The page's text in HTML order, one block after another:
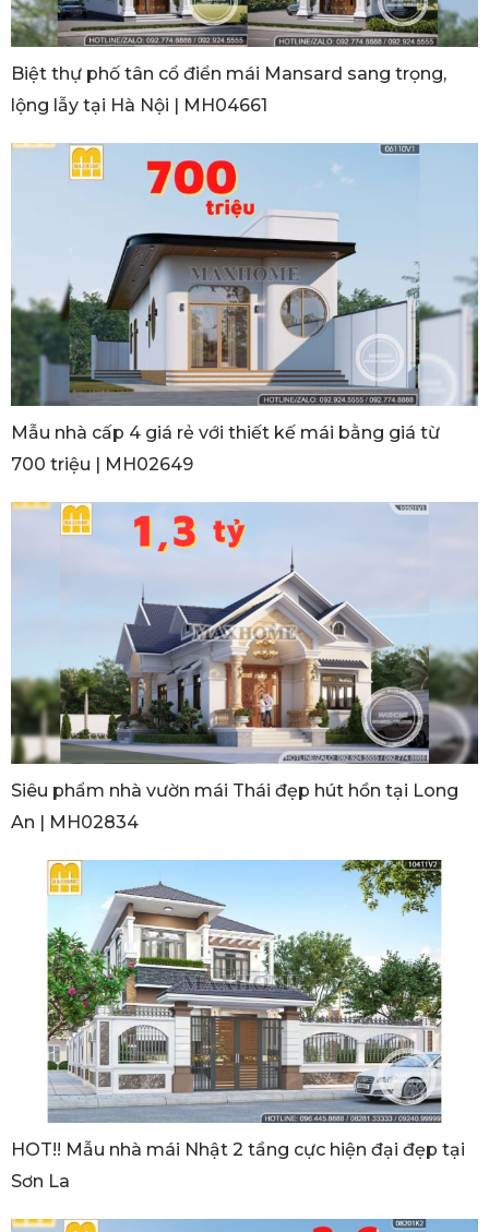
Biệt thự phố tân cổ điển mái Mansard sang trọng,
lộng lẫy tại Hà Nội | MH04661
Mẫu nhà cấp 4 giá rẻ với thiết kế mái bằng giá từ
700 triệu | MH02649
Siêu phẩm nhà vườn mái Thái đẹp hút hồn tại Long
An | MH02834
HOT!! Mẫu nhà mái Nhật 2 tầng cực hiện đại đẹp tại
Sơn La